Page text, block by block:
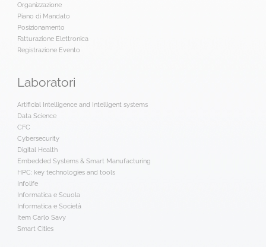
Organizzazione
Piano di Mandato
Posizionamento
Fatturazione Elettronica
Registrazione Evento
Laboratori
Artificial Intelligence and Intelligent systems
Data Science
CFC
Cybersecurity
Digital Health
Embedded Systems & Smart Manufacturing
HPC: key technologies and tools
Infolife
Informatica e Scuola
Informatica e Società
Item Carlo Savy
Smart Cities